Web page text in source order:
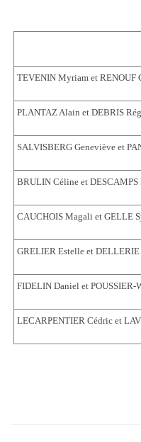
TEVENIN Myriam et RENOUF
PLANTAZ Alain et DEBRIS
SALVISBERG Geneviève et
BRULIN Céline et
CAUCHOIS Magali et GELLE
GRELIER Estelle et DELLERIE
FIDELIN Daniel et
LECARPENTIER Cédric et